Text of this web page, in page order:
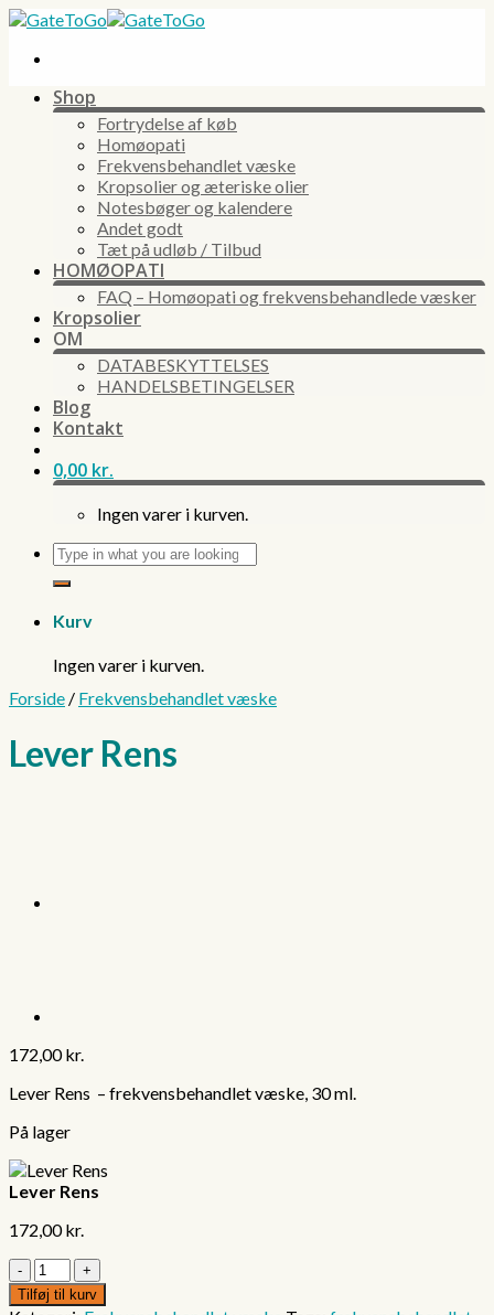
Skip
content
Shop
Fortrydelse af køb
Homøopati
Frekvensbehandlet væske
Kropsolier og æteriske olier
Notesbøger og kalendere
Andet godt
Tæt på udløb / Tilbud
HOMØOPATI
FAQ – Homøopati og frekvensbehandlede væsker
Kropsolier
OM
DATABESKYTTELSES
HANDELSBETINGELSER
Blog
Kontakt
0,00 kr.
Ingen varer i kurven.
Søg
efter:
Kurv
Ingen varer i kurven.
Forside / Frekvensbehandlet væske
Lever Rens
172,00kr.
Lever Rens – frekvensbehandlet væske, 30 ml.
På lager
Lever Rens
172,00kr.
Lever
Rens
antal
Tilføj til kurv